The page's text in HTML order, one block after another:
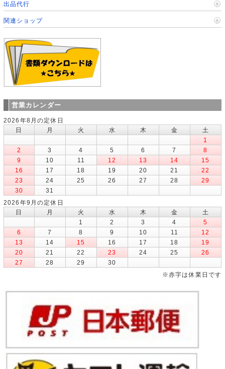
出品代行
関連ショップ
営業カレンダー
2026年8月の定休日
日
月 火 水 木 金
土
1
2
3 4 5 6 7
8
9
10 11 12 13 14
15
16
17 18 19 20 21
22
23
24 25 26 27 28
29
30
31
2026年9月の定休日
日
月 火 水 木 金
土
1
2 3 4
5
6
7 8 9 10 11
12
13
14 15 16 17 18
19
20
21 22 23 24 25
26
27
28 29
30
※赤字は休業日です